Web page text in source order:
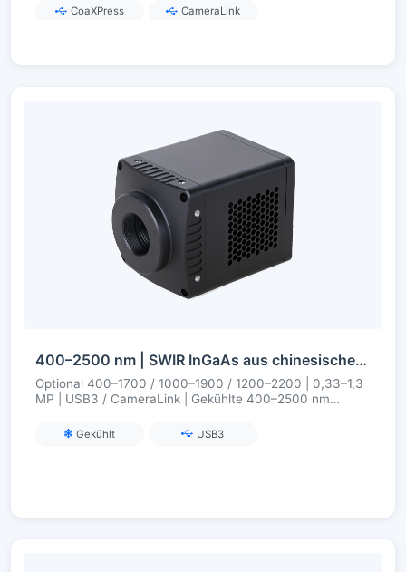
CoaXPress CameraLink
400–2500 nm | SWIR InGaAs aus chinesischer Fertigung | 0,33–1,3 MP | USB3 / CameraLink | Gekühlt | SWIR-Kamera
Optional 400–1700 / 1000–1900 / 1200–2200 | 0,33–1,3
MP | USB3 / CameraLink | Gekühlte 400–2500 nm
Gekühlt USB3